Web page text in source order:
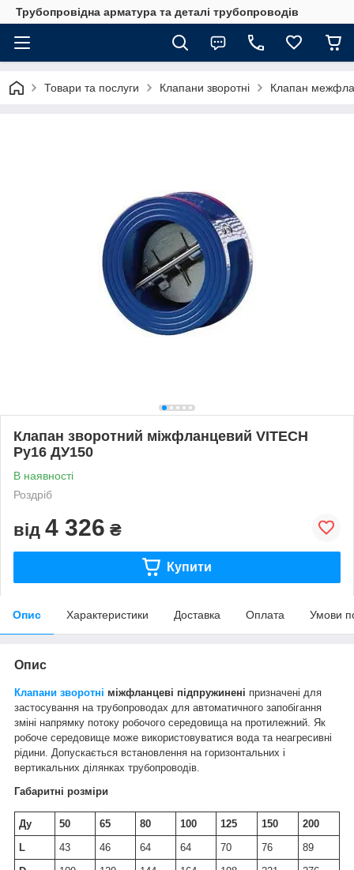
Трубопровідна арматура та деталі трубопроводів
Товари та послуги Клапани зворотні Клапан
Клапан зворотний міжфланцевий VITECH
Ру16 ДУ150
В наявності
Роздріб
від 4 326 ₴
Купити
Опис Характеристики Доставка Оплата Умови
Опис
Клапани зворотні міжфланцеві підпружинені призначені для
застосування на трубопроводах для автоматичного запобігання
зміні напрямку потоку робочого середовища на протилежний. Як
робоче середовище може використовуватися вода та неагресивні
рідини. Допускається встановлення на горизонтальних і
вертикальних ділянках трубопроводів.
Габаритні розміри
Ду 50 65 80 100 125 150
200
L
43 46 64 64 70 76
89